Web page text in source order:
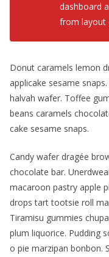
dashboard
from layout
Donut caramels lemon
applicake sesame
halvah wafer. Toffee
beans caramels
cake sesame snaps.
Candy wafer dragée
chocolate bar.
macaroon pastry apple
drops tart tootsie roll
Tiramisu gummies
plum liquorice. Pudding
o pie marzipan bonbon.